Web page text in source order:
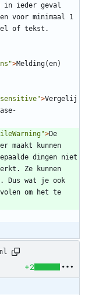
in ieder geval
voor minimaal 1
of tekst.
>Melding(en)
>Vergelij
>De
maakt kunnen
dingen niet
Ze kunnen
Dus wat je ook
om het te
+2